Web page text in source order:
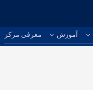
معرفی مرکز آموزش